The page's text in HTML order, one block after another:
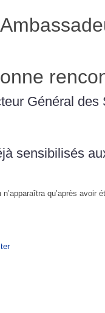
Général des
sensibilisés
qu’après avoir